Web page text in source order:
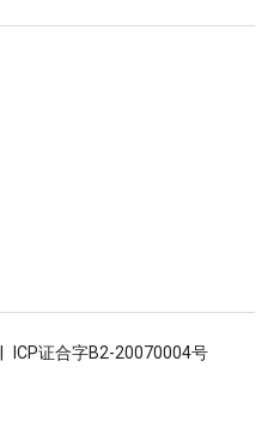
ICP证合字B2-20070004号